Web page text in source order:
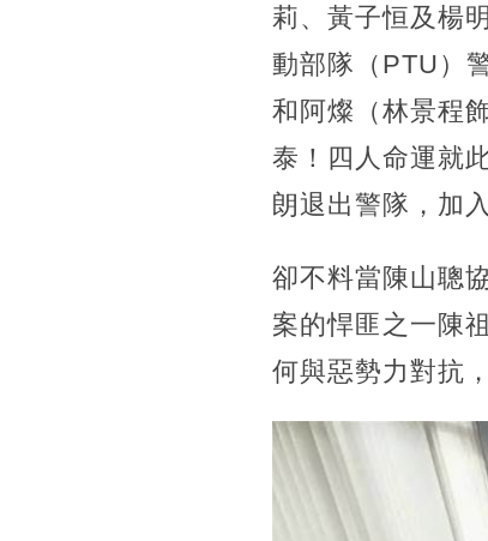
莉、黃子恒及楊
動部隊（PTU）
和阿燦（林景程
泰！四人命運就
朗退出警隊，加
卻不料當陳山聰
案的悍匪之一陳
何與惡勢力對抗